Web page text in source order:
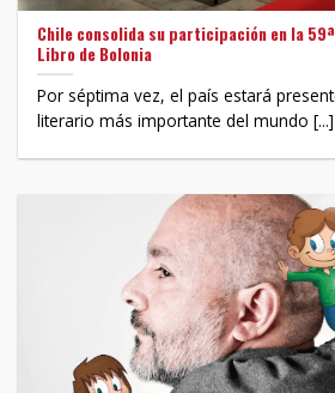
Chile consolida su participación en la
Libro de Bolonia
Por séptima vez, el país estará
literario más importante del mundo [...]